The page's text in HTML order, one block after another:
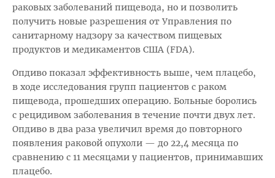
раковых заболеваний пищевода, но и позволить
получить новые разрешения от Управления по
санитарному надзору за качеством пищевых
продуктов и медикаментов США (FDA).
Опдиво показал эффективность выше, чем плацебо,
в ходе исследования групп пациентов с раком
пищевода, прошедших операцию. Больные боролись
с рецидивом заболевания в течение почти двух лет.
Опдиво в два раза увеличил время до повторного
появления раковой опухоли — до 22,4 месяца по
сравнению с 11 месяцами у пациентов, принимавших
плацебо.